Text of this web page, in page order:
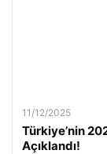
11/12/2025
Türkiye’nin
Açıklandı!